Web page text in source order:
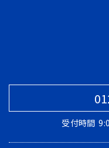
受付時間